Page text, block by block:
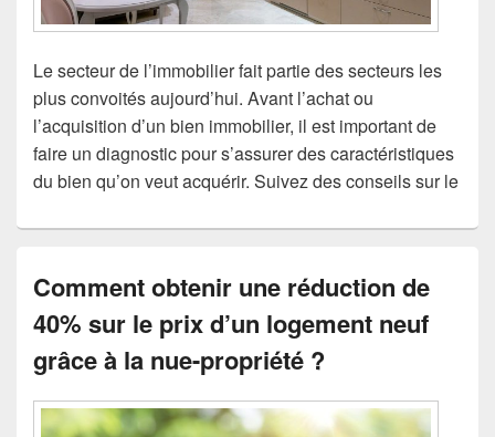
Le secteur de l’immobilier fait partie des secteurs les
plus convoités aujourd’hui. Avant l’achat ou
l’acquisition d’un bien immobilier, il est important de
faire un diagnostic pour s’assurer des caractéristiques
du bien qu’on veut acquérir. Suivez des conseils sur le
Comment obtenir une réduction de
40% sur le prix d’un logement neuf
grâce à la nue-propriété ?